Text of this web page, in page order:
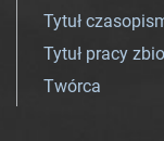
Tytuł
Tytuł pracy
Twórca